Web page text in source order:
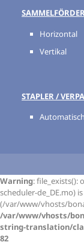
Horizontal
Vertikal
STAPLER /
Automatisch
Warning: file_exists():
scheduler-de_DE.mo)
(/var/www/vhosts/
/var/www/vhosts/
string-translation/
82